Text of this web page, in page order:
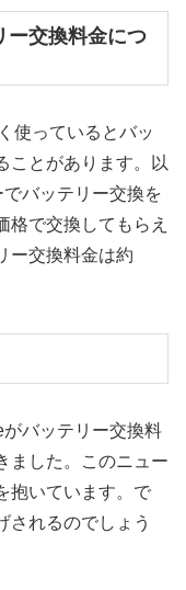
ー交換料金につ
使っているとバッ
ことがあります。以
バッテリー交換を
格で交換してもらえ
ー交換料金は約
バッテリー交換料
ました。このニュー
抱いています。で
されるのでしょう